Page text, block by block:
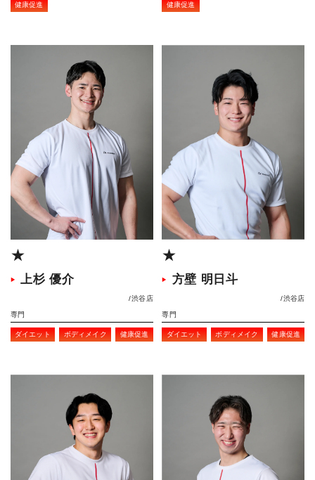
健康促進 健康促進
★
上杉 優介
渋谷店
専門
ダイエット ボディメイク 健康促進
★
方壁 明日斗
渋谷店
専門
ダイエット ボディメイク 健康促進